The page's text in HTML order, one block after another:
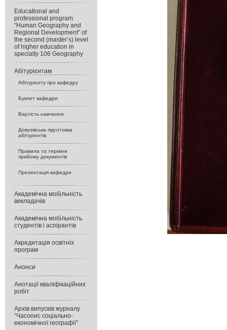
Educational and
professional program
“Human Geography and
Regional Development” of
the second (master’s) level
of higher education in
specialty 106 Geography
Абітурієнтам
Абітурієнту про кафедру
Буклет кафедри
Вартість навчання
Довузівська підготовка
абітурієнтів
Правила та терміни
прийому документів
Презентація кафедри
Академічна мобільність
викладачів
Академічна мобільність
студентів і аспірантів
Акредитація освітніх
програм
Анонси
Анотації кваліфікаційних
робіт
Архів випусків журналу
“Часопис соціально-
економічної географії”